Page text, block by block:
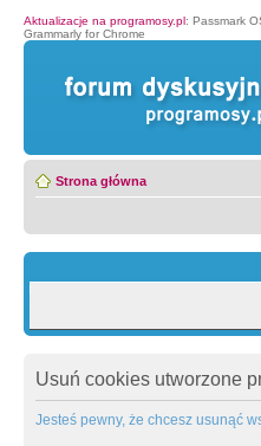
Aktualizacje na programosy.pl: Passmark
Grammarly for Chrome
Strona główna
Usuń cookies utworzone
Jesteś pewny, że chcesz usunąć